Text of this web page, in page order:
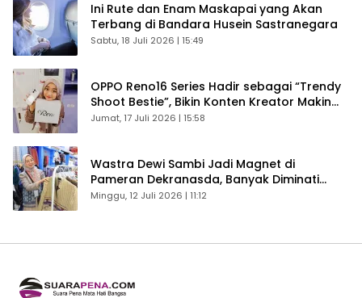
Ini Rute dan Enam Maskapai yang Akan
Terbang di Bandara Husein Sastranegara
Sabtu, 18 Juli 2026 | 15:49
OPPO Reno16 Series Hadir sebagai “Trendy
Shoot Bestie”, Bikin Konten Kreator Makin
Betah
Jumat, 17 Juli 2026 | 15:58
Wastra Dewi Sambi Jadi Magnet di
Pameran Dekranasda, Banyak Diminati
Pengunjung
Minggu, 12 Juli 2026 | 11:12